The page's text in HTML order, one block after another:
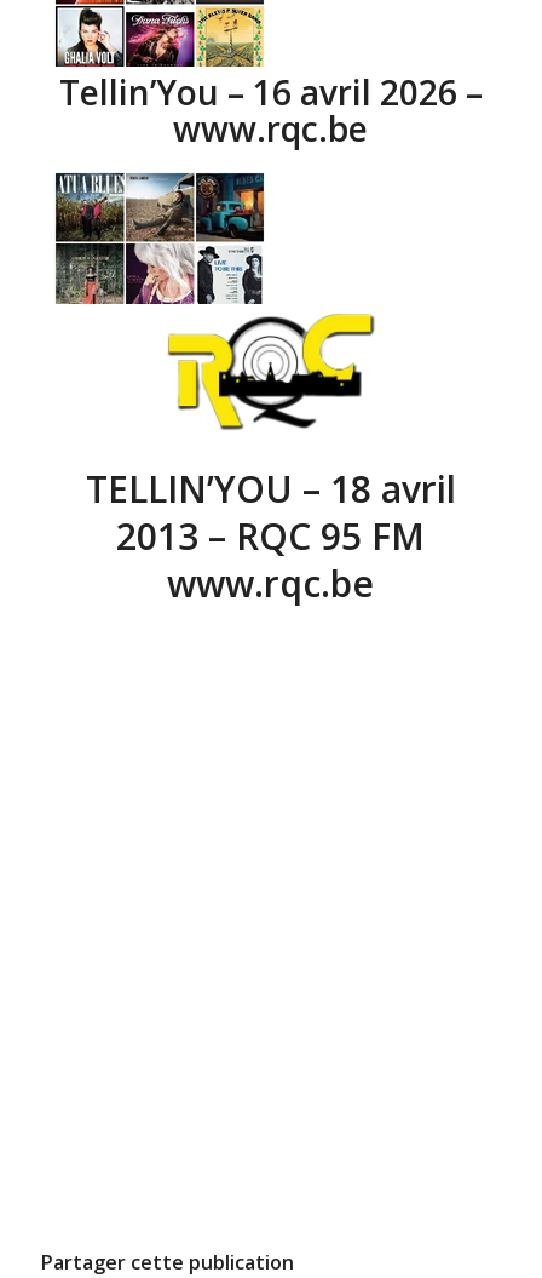
Tellin’You – 16 avril 2026 –
www.rqc.be
TELLIN’YOU – 18 avril
2013 – RQC 95 FM
www.rqc.be
Partager cette publication